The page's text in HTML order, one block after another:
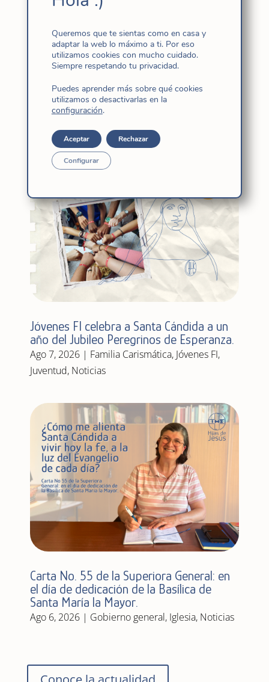
Finaliza el Encuentro de Provinciales:
«¿Qué llevas en el corazón?»
Destacado,España-Italia,Gobierno general
,Índico-Pacífico
Jóvenes FI celebra a Santa Cándida a un
año del Jubileo Peregrinos de Esperanza.
Ago 7, 2026| Familia Carismática, Jóvenes FI,
Juventud, Noticias
Carta No. 55 de la Superiora General: en
el día de dedicación de la Basílica de
Santa María la Mayor.
Ago 6, 2026| Gobierno general, Iglesia, Noticias
Queremos que te sientas como en casa y
adaptar la web lo máximo a ti. Por eso
utilizamos cookies con mucho cuidado.
Siempre respetando tu privacidad.
Puedes aprender más sobre qué cookies
utilizamos o desactivarlas en la
configuración.
Aceptar Rechazar
Configurar